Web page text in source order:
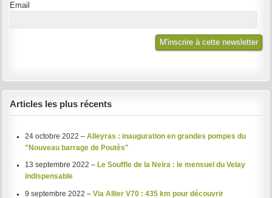
Email
Articles les plus récents
24 octobre 2022 – Alleyras : inauguration en grandes pompes du
"Nouveau barrage de Poutès"
13 septembre 2022 – Le Souffle de la Neira : le mensuel du Velay
indispensable
9 septembre 2022 – Via Allier V70 : 435 km pour découvrir